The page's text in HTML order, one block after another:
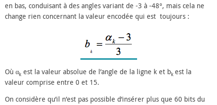
en bas, conduisant à des angles variant de -3 à -48°, mais cela ne
change rien concernant la valeur encodée qui est toujours :
Où αk est la valeur absolue de l’angle de la ligne k et bk est la
valeur comprise entre 0 et 15.
On considère qu’il n’est pas possible d’insérer plus que 60 bits du